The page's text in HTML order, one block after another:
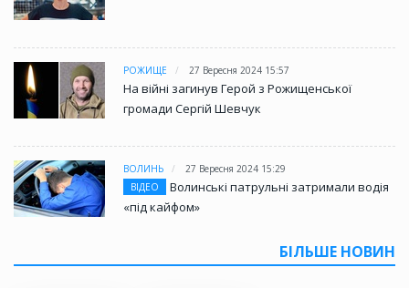
РОЖИЩЕ 27 Вересня 2024 15:57
На війні загинув Герой з Рожищенської
громади Сергій Шевчук
ВОЛИНЬ
27 Вересня 2024 15:29
ВІДЕО
Волинські патрульні затримали водія
«під кайфом»
БІЛЬШЕ НОВИН